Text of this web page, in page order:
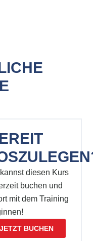
diesen Kurs
buchen und
mit dem Training
JETZT BUCHEN